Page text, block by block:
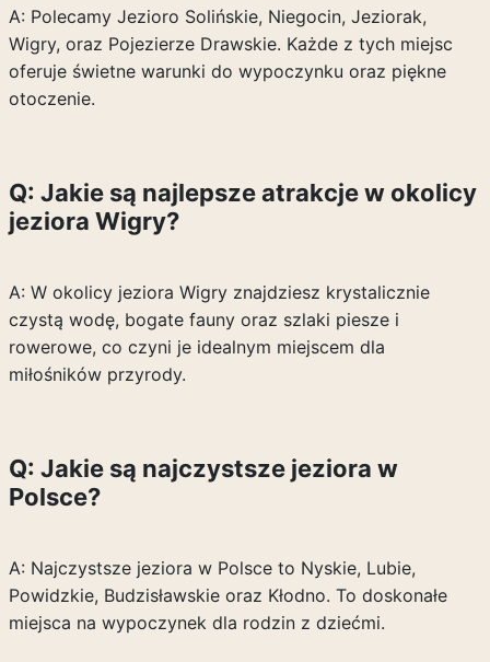
A: Polecamy Jezioro Solińskie, Niegocin, Jeziorak,
Wigry, oraz Pojezierze Drawskie. Każde z tych miejsc
oferuje świetne warunki do wypoczynku oraz piękne
otoczenie.
Q: Jakie są najlepsze atrakcje w okolicy
jeziora Wigry?
A: W okolicy jeziora Wigry znajdziesz krystalicznie
czystą wodę, bogate fauny oraz szlaki piesze i
rowerowe, co czyni je idealnym miejscem dla
miłośników przyrody.
Q: Jakie są najczystsze jeziora w
Polsce?
A: Najczystsze jeziora w Polsce to Nyskie, Lubie,
Powidzkie, Budzisławskie oraz Kłodno. To doskonałe
miejsca na wypoczynek dla rodzin z dziećmi.